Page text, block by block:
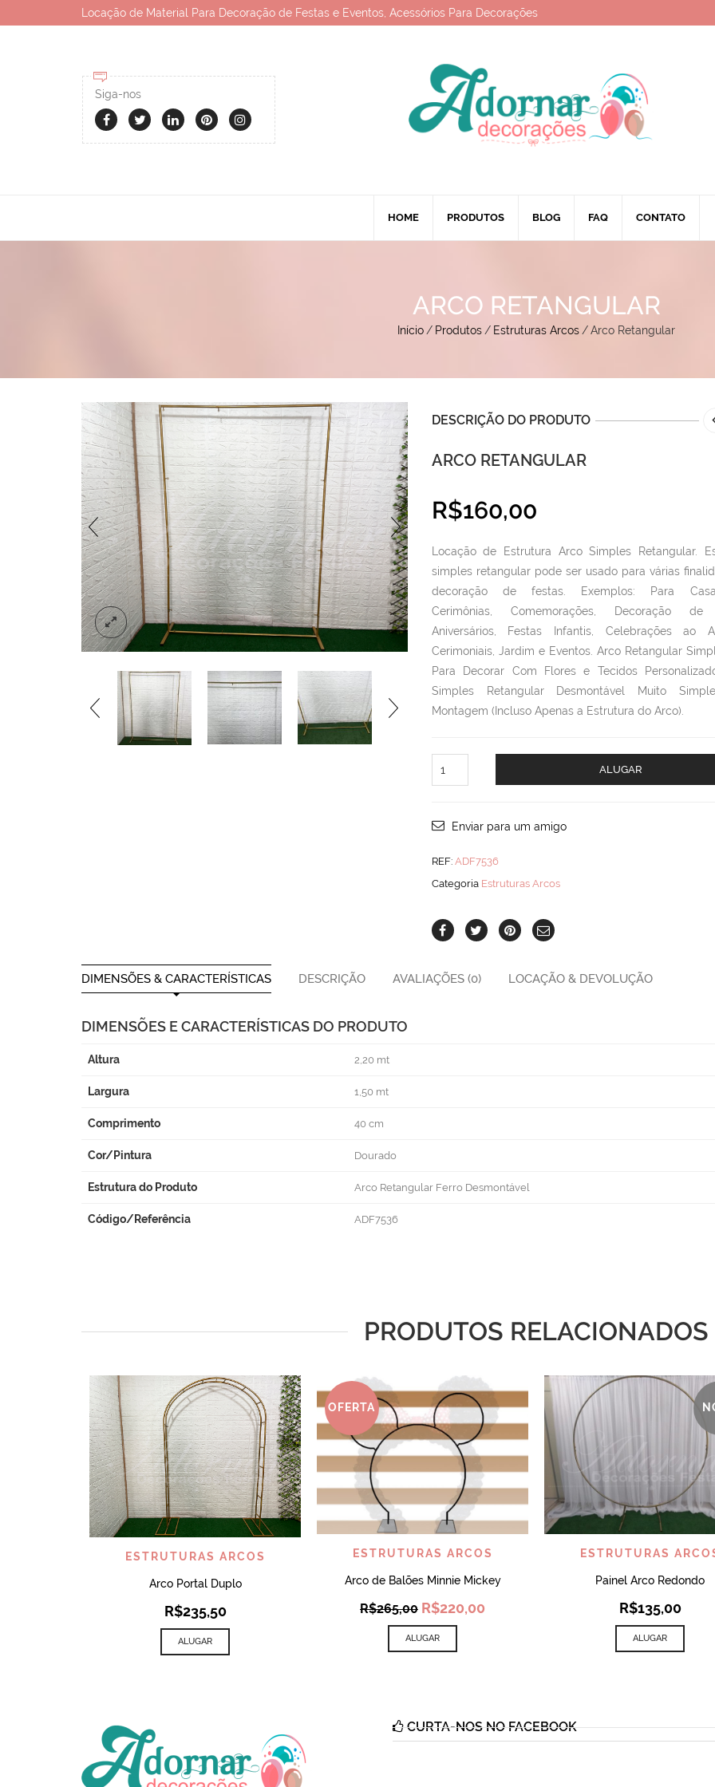
Locação de Material Para Decoração de Festas e Eventos, Acessórios Para Decorações
Siga-nos
HOME PRODUTOS BLOG FAQ CONTATO
ARCO RETANGULAR
Início / Produtos / Estruturas Arcos /Arco Retangular
DESCRIÇÃO DO PRODUTO
ARCO RETANGULAR
R$160,00
Locação de Estrutura Arco Simples Retangular.
simples retangular pode ser usado para várias
decoração de festas. Exemplos: Para
Cerimônias, Comemorações, Decoração de
Aniversários, Festas Infantis, Celebrações ao
Cerimoniais, Jardim e Eventos. Arco Retangular
Para Decorar Com Flores e Tecidos
Simples Retangular Desmontável Muito
Montagem (Incluso Apenas a Estrutura do Arco).
Retangular
ALUGAR
Enviar para um amigo
REF: ADF7536
Categoria Estruturas Arcos
DIMENSÕES & CARACTERÍSTICAS DESCRIÇÃO AVALIAÇÕES (0) LOCAÇÃO & DEVOLUÇÃO
DIMENSÕES E CARACTERÍSTICAS DO PRODUTO
Altura 2,20 mt
Largura 1,50 mt
Comprimento 40 cm
Cor/Pintura Dourado
Estrutura do Produto Arco Retangular Ferro Desmontável
Código/Referência ADF7536
PRODUTOS RELACIONADOS
VISUALIZAR
ESTRUTURAS ARCOS
Arco Portal Duplo
R$235,50
ALUGAR
OFERTA
VISUALIZAR
ESTRUTURAS ARCOS
Arco de Balões Minnie Mickey
R$265,00 Original
price
was:
R$265,00.
R$220,00
ALUGAR
VISUALIZAR
ESTRUTURAS
Painel Arco Redondo
R$135,00
ALUGAR
CURTA-NOS NO FACEBOOK